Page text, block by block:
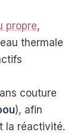
propre,
thermale
couture
), afin
la réactivité.